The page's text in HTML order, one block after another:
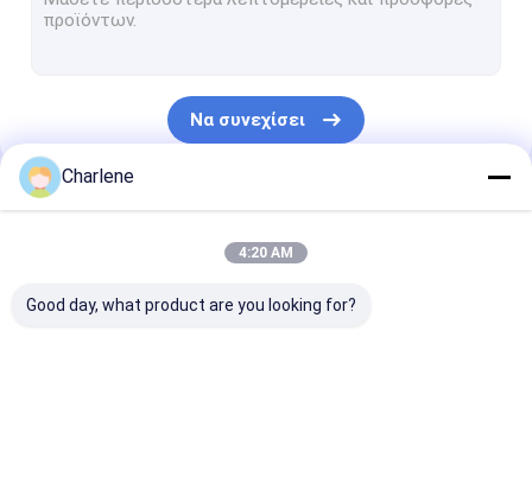
Κεραία RF
Να συνεχίσει
Οι Κατηγορίες Μας
Charlene
4:20 AM
Good day, what product are you looking for?